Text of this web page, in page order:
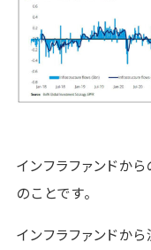
インフラファンドか
のことです。
インフラファンドか